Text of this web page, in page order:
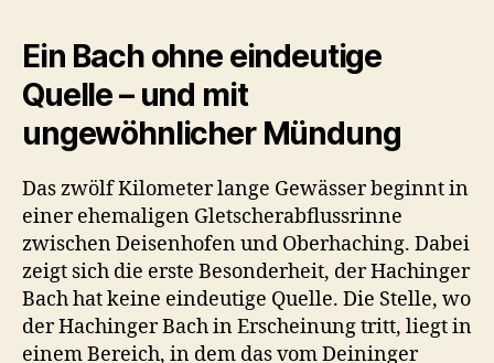
Ein Bach ohne eindeutige
Quelle – und mit
ungewöhnlicher Mündung
Das zwölf Kilometer lange Gewässer beginnt in
einer ehemaligen Gletscherabflussrinne
zwischen Deisenhofen und Oberhaching. Dabei
zeigt sich die erste Besonderheit, der Hachinger
Bach hat keine eindeutige Quelle. Die Stelle, wo
der Hachinger Bach in Erscheinung tritt, liegt in
einem Bereich, in dem das vom Deininger